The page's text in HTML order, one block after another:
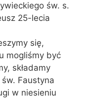
św. s.
25-lecia
się,
mogliśmy być
składamy
Faustyna
w niesieniu